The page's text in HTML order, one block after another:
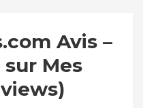
Avis –
sur Mes